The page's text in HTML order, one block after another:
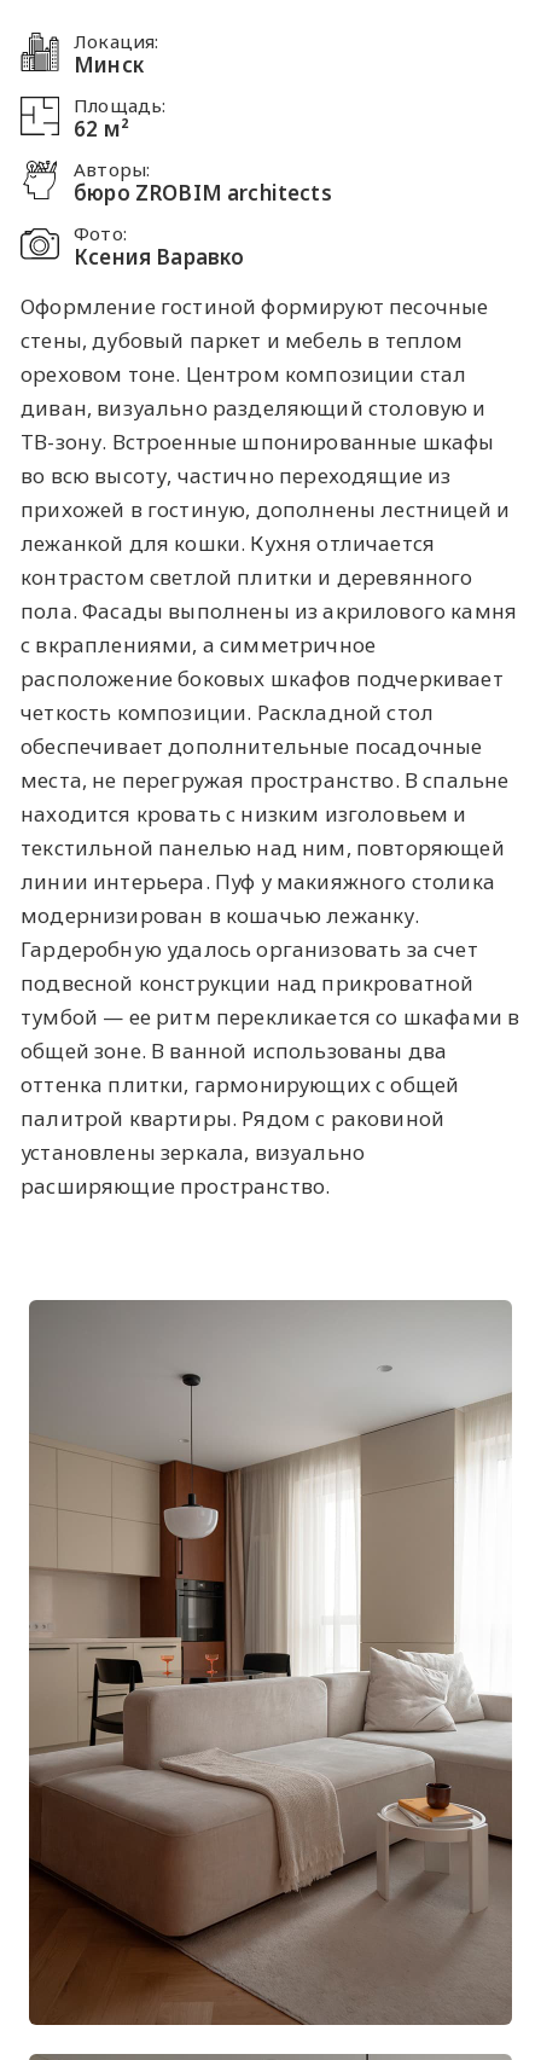
Локация:
Минск
Площадь:
62 м²
Авторы:
бюро ZROBIM architects
Фото:
Ксения Варавко
Оформление гостиной формируют песочные
стены, дубовый паркет и мебель в теплом
ореховом тоне. Центром композиции стал
диван, визуально разделяющий столовую и
ТВ-зону. Встроенные шпонированные шкафы
во всю высоту, частично переходящие из
прихожей в гостиную, дополнены лестницей и
лежанкой для кошки. Кухня отличается
контрастом светлой плитки и деревянного
пола. Фасады выполнены из акрилового камня
с вкраплениями, а симметричное
расположение боковых шкафов подчеркивает
четкость композиции. Раскладной стол
обеспечивает дополнительные посадочные
места, не перегружая пространство. В спальне
находится кровать с низким изголовьем и
текстильной панелью над ним, повторяющей
линии интерьера. Пуф у макияжного столика
модернизирован в кошачью лежанку.
Гардеробную удалось организовать за счет
подвесной конструкции над прикроватной
тумбой — ее ритм перекликается со шкафами в
общей зоне. В ванной использованы два
оттенка плитки, гармонирующих с общей
палитрой квартиры. Рядом с раковиной
установлены зеркала, визуально
расширяющие пространство.